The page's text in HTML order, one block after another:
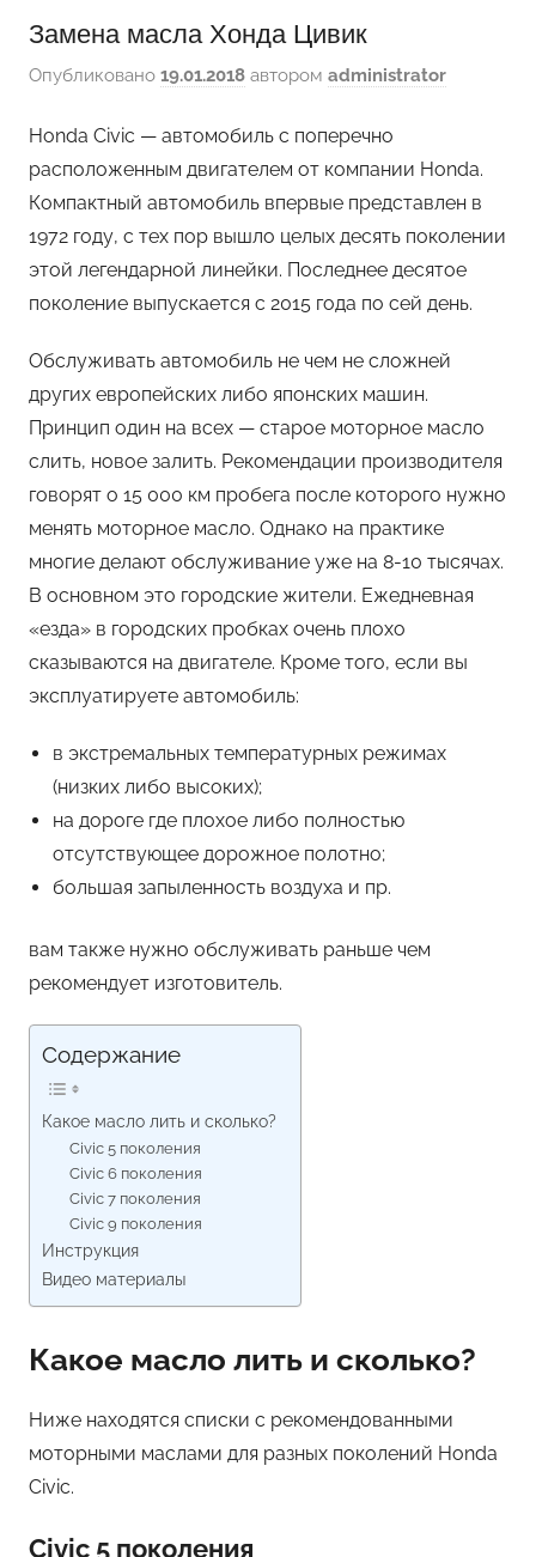
Замена масла Хонда Цивик
Опубликовано 19.01.2018 автором administrator
Honda Civic — автомобиль с поперечно
расположенным двигателем от компании Honda.
Компактный автомобиль впервые представлен в
1972 году, с тех пор вышло целых десять поколении
этой легендарной линейки. Последнее десятое
поколение выпускается с 2015 года по сей день.
Обслуживать автомобиль не чем не сложней
других европейских либо японских машин.
Принцип один на всех — старое моторное масло
слить, новое залить. Рекомендации производителя
говорят о 15 000 км пробега после которого нужно
менять моторное масло. Однако на практике
многие делают обслуживание уже на 8-10 тысячах.
В основном это городские жители. Ежедневная
«езда» в городских пробках очень плохо
сказываются на двигателе. Кроме того, если вы
эксплуатируете автомобиль:
в экстремальных температурных режимах
(низких либо высоких);
на дороге где плохое либо полностью
отсутствующее дорожное полотно;
большая запыленность воздуха и пр.
вам также нужно обслуживать раньше чем
рекомендует изготовитель.
Содержание
Какое масло лить и сколько?
Civic 5 поколения
Civic 6 поколения
Civic 7 поколения
Civic 9 поколения
Инструкция
Видео материалы
Какое масло лить и сколько?
Ниже находятся списки с рекомендованными
моторными маслами для разных поколений Honda
Civic.
Civic 5 поколения